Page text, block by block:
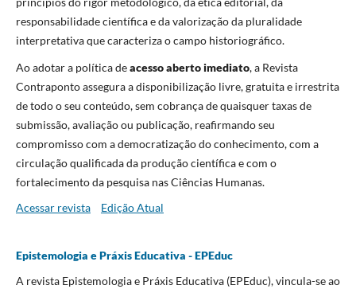
responsabilidade científica e da valorização da pluralidade
interpretativa que caracteriza o campo historiográfico.
Ao adotar a política deacesso aberto imediato, a Revista
Contraponto assegura a disponibilização livre, gratuita e irrestrita
de todo o seu conteúdo, sem cobrança de quaisquer taxas de
submissão, avaliação ou publicação, reafirmando seu
compromisso com a democratização do conhecimento, com a
circulação qualificada da produção científica e com o
fortalecimento da pesquisa nas Ciências Humanas.
Acessar revista
Edição Atual
Epistemologia e Práxis Educativa - EPEduc
A revista Epistemologia e Práxis Educativa (EPEduc), vincula-se ao